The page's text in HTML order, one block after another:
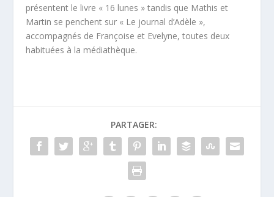
présentent le livre « 16 lunes » tandis que Mathis et
Martin se penchent sur « Le journal d’Adèle »,
accompagnés de Françoise et Evelyne, toutes deux
habituées à la médiathèque.
PARTAGER: